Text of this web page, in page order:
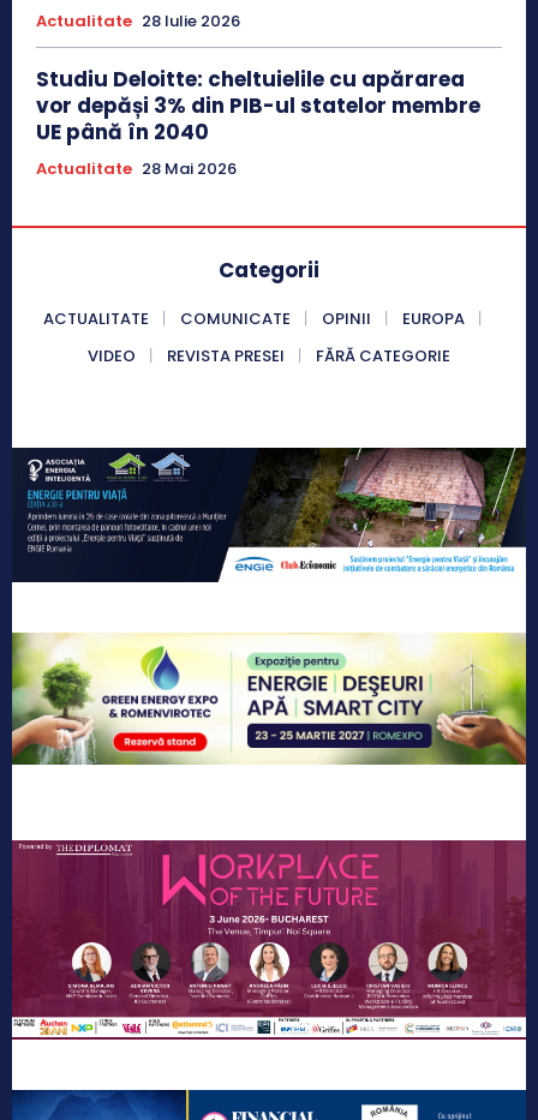
Actualitate 28 Iulie 2026
Studiu Deloitte: cheltuielile cu apărarea
vor depăși 3% din PIB-ul statelor membre
UE până în 2040
Actualitate 28 Mai 2026
Categorii
ACTUALITATE COMUNICATE OPINII
EUROPA
VIDEO
REVISTA PRESEI FĂRĂ CATEGORIE